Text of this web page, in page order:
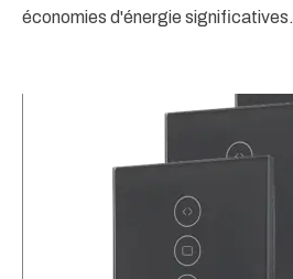
économies d'énergie significatives.